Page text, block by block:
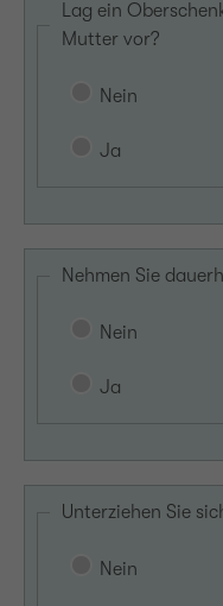
Lag ein
Mutter vor?
Nein
Ja
Nehmen Sie
Nein
Ja
Unterziehen Sie
Nein